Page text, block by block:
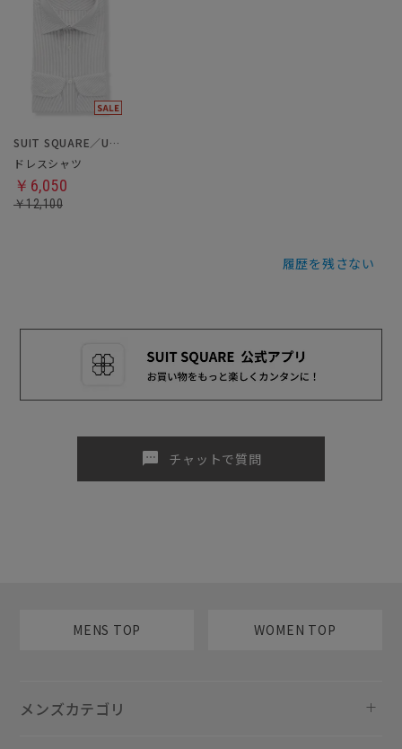
SUIT SQUARE／UNIVERSAL LANGUAGE
ドレスシャツ
￥6,050
￥12,100
履歴を残さない
sms チャットで質問
MENS TOP WOMEN TOP
メンズカテゴリ